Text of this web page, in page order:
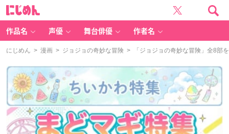
作品名 声優 舞台俳優 作者名
にじめん > 漫画 > ジョジョの奇妙な冒険 > 「ジョジョの奇妙な冒険」全8部